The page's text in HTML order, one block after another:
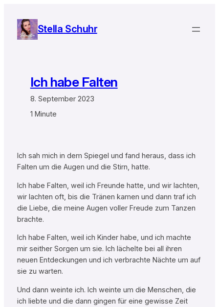
Inhalt
springen
Stella Schuhr
Ich habe Falten
8. September 2023
1 Minute
Ich sah mich in dem Spiegel und fand heraus, dass ich
Falten um die Augen und die Stirn, hatte.
Ich habe Falten, weil ich Freunde hatte, und wir lachten,
wir lachten oft, bis die Tränen kamen und dann traf ich
die Liebe, die meine Augen voller Freude zum Tanzen
brachte.
Ich habe Falten, weil ich Kinder habe, und ich machte
mir seither Sorgen um sie. Ich lächelte bei all ihren
neuen Entdeckungen und ich verbrachte Nächte um auf
sie zu warten.
Und dann weinte ich. Ich weinte um die Menschen, die
ich liebte und die dann gingen für eine gewisse Zeit